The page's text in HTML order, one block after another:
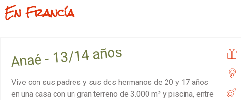
En Francía
Anaé - 13/14 años
Vive con sus padres y sus dos hermanos de 20 y 17 años
en una casa con un gran terreno de 3.000 m² y piscina, entre